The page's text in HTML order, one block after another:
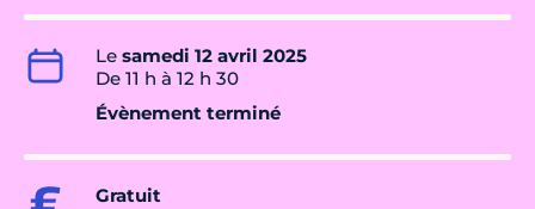
Le samedi 12 avril 2025
De 11 h à 12 h 30
Évènement terminé
Gratuit